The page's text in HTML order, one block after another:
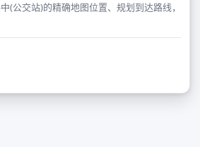
(公交站)的精确地图位置、规划到达路线，